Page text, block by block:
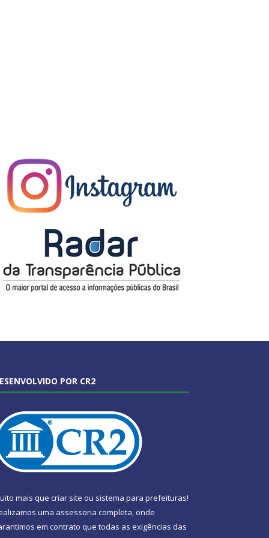
POR CR2
mais que criar site ou sistema para prefeituras!
uma assessoria completa, onde
em contrato que todas as exigências das